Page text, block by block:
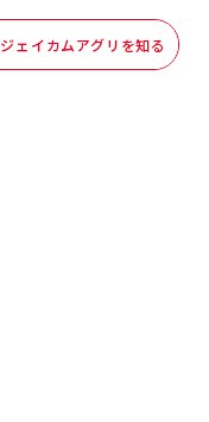
ジェイカムアグリを知る